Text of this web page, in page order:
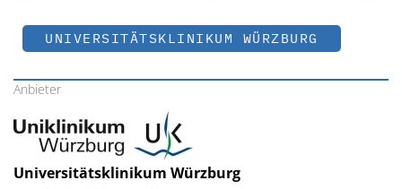
UNIVERSITÄTSKLINIKUM WÜRZBURG
Anbieter
Universitätsklinikum Würzburg